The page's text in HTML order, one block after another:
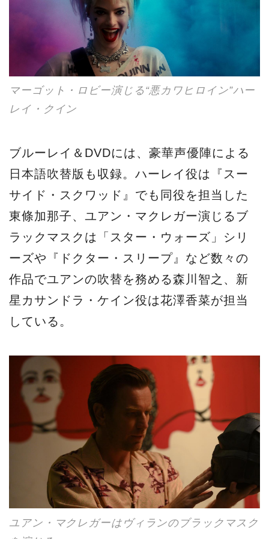
マーゴット・ロビー演じる“悪カワヒロイン”ハー
レイ・クイン
ブルーレイ＆DVDには、豪華声優陣による
日本語吹替版も収録。ハーレイ役は『スー
サイド・スクワッド』でも同役を担当した
東條加那子、ユアン・マクレガー演じるブ
ラックマスクは「スター・ウォーズ」シリ
ーズや『ドクター・スリープ』など数々の
作品でユアンの吹替を務める森川智之、新
星カサンドラ・ケイン役は花澤香菜が担当
している。
ユアン・マクレガーはヴィランのブラックマスク